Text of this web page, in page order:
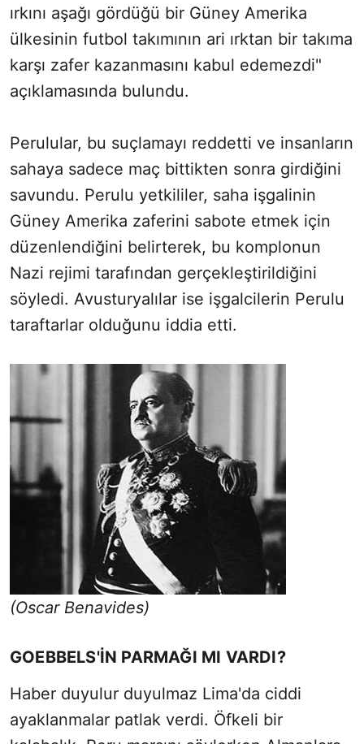
ırkını aşağı gördüğü bir Güney Amerika
ülkesinin futbol takımının ari ırktan bir takıma
karşı zafer kazanmasını kabul edemezdi"
açıklamasında bulundu.
Perulular, bu suçlamayı reddetti ve insanların
sahaya sadece maç bittikten sonra girdiğini
savundu. Perulu yetkililer, saha işgalinin
Güney Amerika zaferini sabote etmek için
düzenlendiğini belirterek, bu komplonun
Nazi rejimi tarafından gerçekleştirildiğini
söyledi. Avusturyalılar ise işgalcilerin Perulu
taraftarlar olduğunu iddia etti.
(Oscar Benavides)
GOEBBELS'İN PARMAĞI MI VARDI?
Haber duyulur duyulmaz Lima'da ciddi
ayaklanmalar patlak verdi. Öfkeli bir